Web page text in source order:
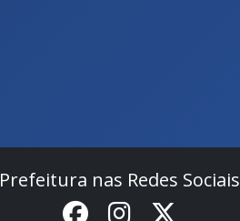
Prefeitura nas Redes Sociais